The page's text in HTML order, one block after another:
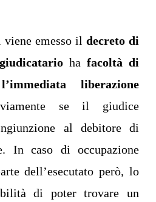
emesso il decreto di
ha facoltà di
liberazione
se il giudice
al debitore di
In caso di occupazione
dell’esecutato però, lo
di poter trovare un